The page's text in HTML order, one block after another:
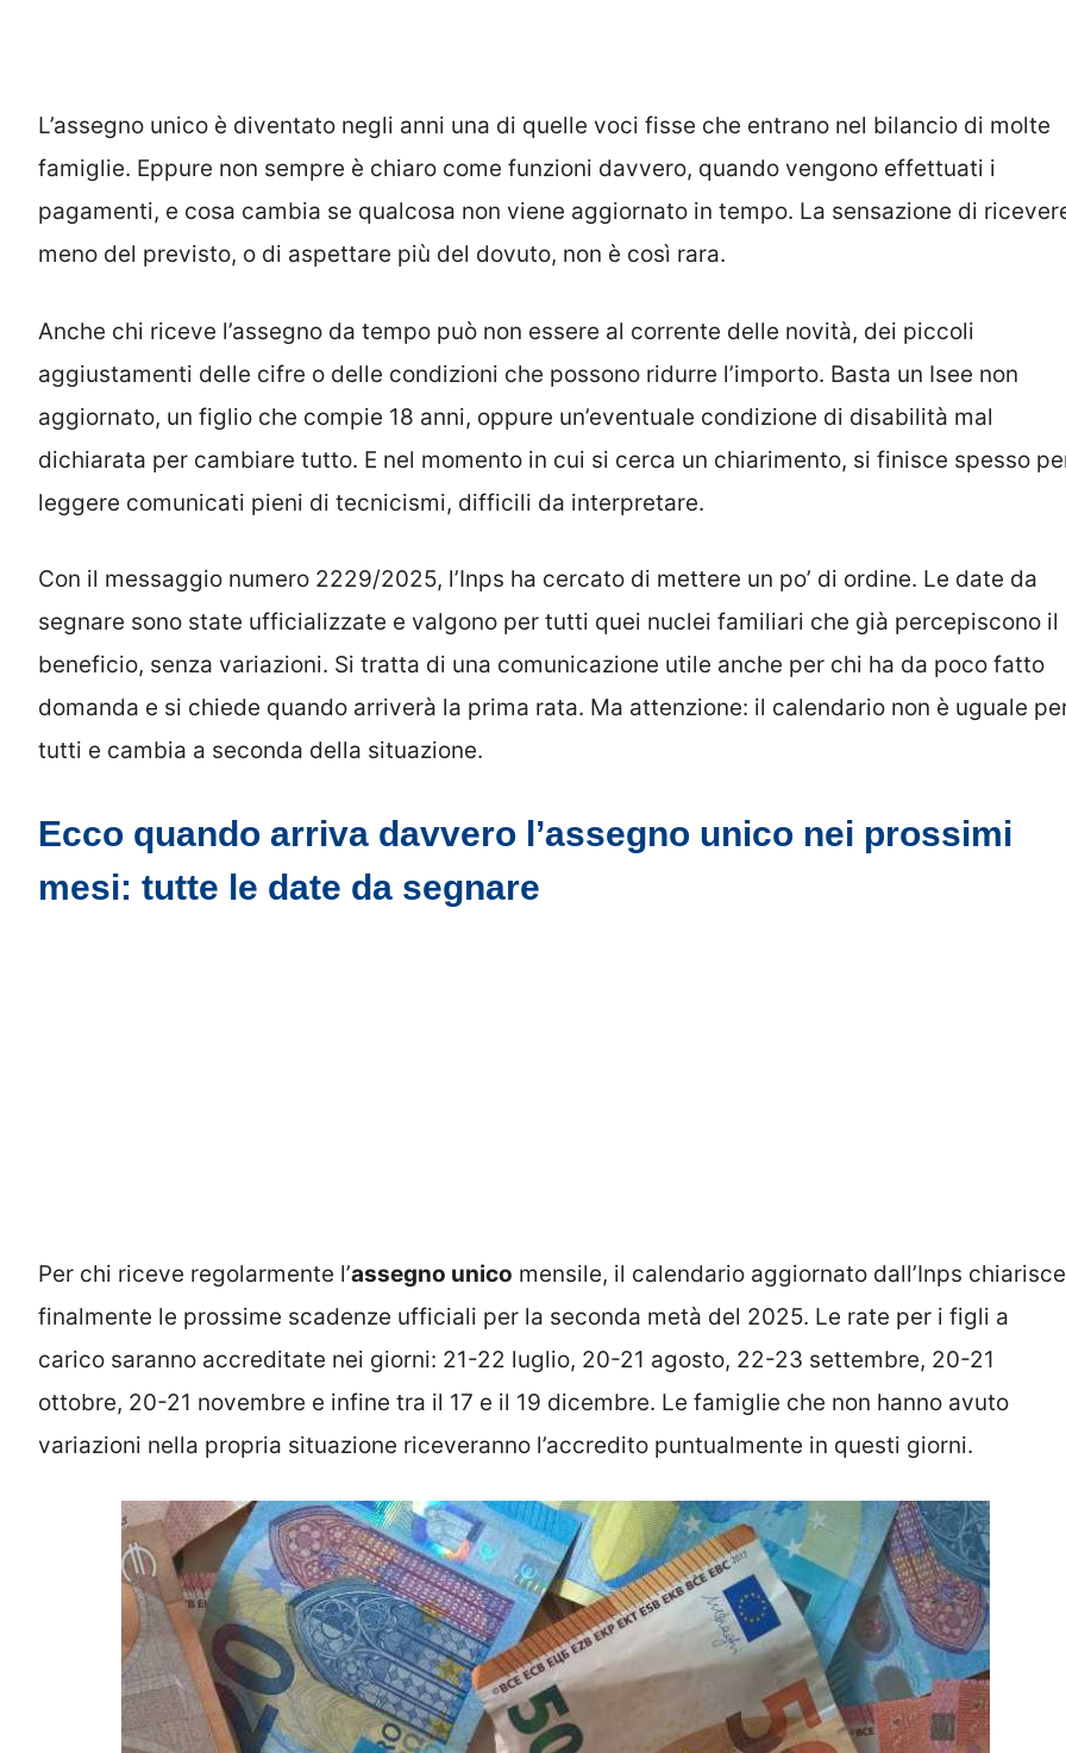
L’assegno unico è diventato negli anni una di quelle voci fisse che entrano nel bilancio di molte
famiglie. Eppure non sempre è chiaro come funzioni davvero, quando vengono effettuati i
pagamenti, e cosa cambia se qualcosa non viene aggiornato in tempo. La sensazione di
meno del previsto, o di aspettare più del dovuto, non è così rara.
Anche chi riceve l’assegno da tempo può non essere al corrente delle novità, dei piccoli
aggiustamenti delle cifre o delle condizioni che possono ridurre l’importo. Basta un Isee non
aggiornato, un figlio che compie 18 anni, oppure un’eventuale condizione di disabilità mal
dichiarata per cambiare tutto. E nel momento in cui si cerca un chiarimento, si finisce spesso
leggere comunicati pieni di tecnicismi, difficili da interpretare.
Con il messaggio numero 2229/2025, l’Inps ha cercato di mettere un po’ di ordine. Le date da
segnare sono state ufficializzate e valgono per tutti quei nuclei familiari che già percepiscono il
beneficio, senza variazioni. Si tratta di una comunicazione utile anche per chi ha da poco fatto
domanda e si chiede quando arriverà la prima rata. Ma attenzione: il calendario non è uguale
tutti e cambia a seconda della situazione.
Ecco quando arriva davvero l’assegno unico nei prossimi
mesi: tutte le date da segnare
Per chi riceve regolarmente l’assegno unico mensile, il calendario aggiornato dall’Inps chiarisce
finalmente le prossime scadenze ufficiali per la seconda metà del 2025. Le rate per i figli a
carico saranno accreditate nei giorni: 21-22 luglio, 20-21 agosto, 22-23 settembre, 20-21
ottobre, 20-21 novembre e infine tra il 17 e il 19 dicembre. Le famiglie che non hanno avuto
variazioni nella propria situazione riceveranno l’accredito puntualmente in questi giorni.